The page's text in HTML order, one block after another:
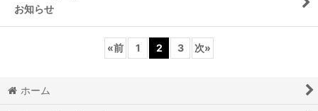
お知らせ
«前 1 2 3 次»
ホーム